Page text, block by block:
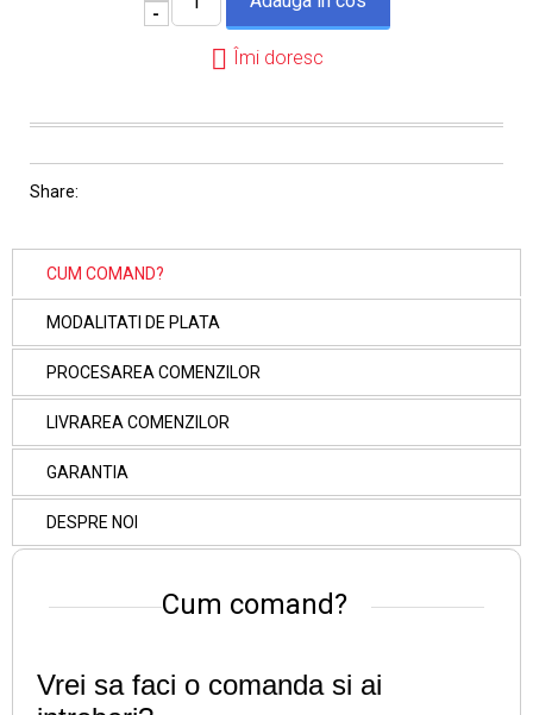
-
Îmi doresc
Share:
CUM COMAND?
MODALITATI DE PLATA
PROCESAREA COMENZILOR
LIVRAREA COMENZILOR
GARANTIA
DESPRE NOI
Cum comand?
Vrei sa faci o comanda si ai